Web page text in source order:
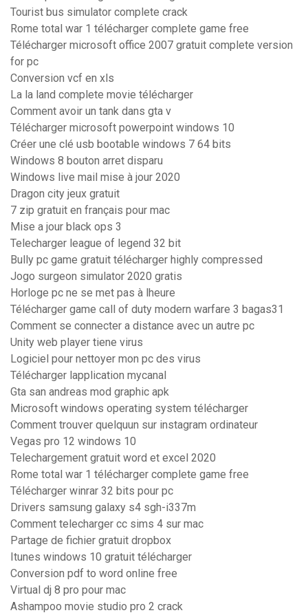
Tourist bus simulator complete crack
Rome total war 1 télécharger complete game free
Télécharger microsoft office 2007 gratuit complete version
for pc
Conversion vcf en xls
La la land complete movie télécharger
Comment avoir un tank dans gta v
Télécharger microsoft powerpoint windows 10
Créer une clé usb bootable windows 7 64 bits
Windows 8 bouton arret disparu
Windows live mail mise à jour 2020
Dragon city jeux gratuit
7 zip gratuit en français pour mac
Mise a jour black ops 3
Telecharger league of legend 32 bit
Bully pc game gratuit télécharger highly compressed
Jogo surgeon simulator 2020 gratis
Horloge pc ne se met pas à lheure
Télécharger game call of duty modern warfare 3 bagas31
Comment se connecter a distance avec un autre pc
Unity web player tiene virus
Logiciel pour nettoyer mon pc des virus
Télécharger lapplication mycanal
Gta san andreas mod graphic apk
Microsoft windows operating system télécharger
Comment trouver quelquun sur instagram ordinateur
Vegas pro 12 windows 10
Telechargement gratuit word et excel 2020
Rome total war 1 télécharger complete game free
Télécharger winrar 32 bits pour pc
Drivers samsung galaxy s4 sgh-i337m
Comment telecharger cc sims 4 sur mac
Partage de fichier gratuit dropbox
Itunes windows 10 gratuit télécharger
Conversion pdf to word online free
Virtual dj 8 pro pour mac
Ashampoo movie studio pro 2 crack